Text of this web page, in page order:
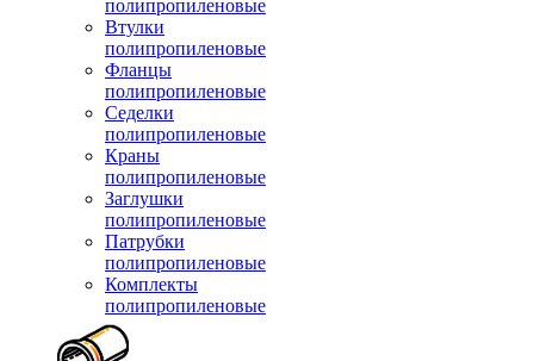
полипропиленовые
Втулки
полипропиленовые
Фланцы
полипропиленовые
Седелки
полипропиленовые
Краны
полипропиленовые
Заглушки
полипропиленовые
Патрубки
полипропиленовые
Комплекты
полипропиленовые